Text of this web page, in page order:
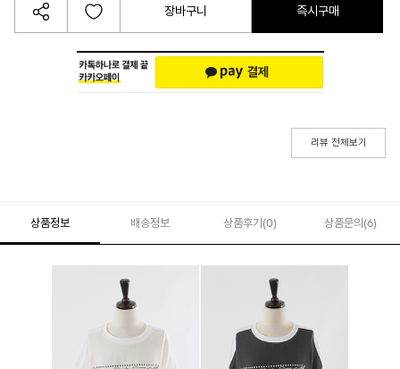
장바구니 즉시구매
리뷰 전체보기
상품정보 배송정보 상품후기(0) 상품문의 (6)